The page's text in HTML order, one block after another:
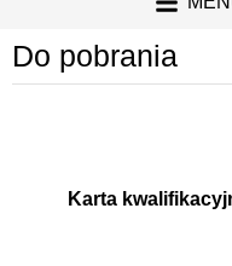
Do pobrania
Karta